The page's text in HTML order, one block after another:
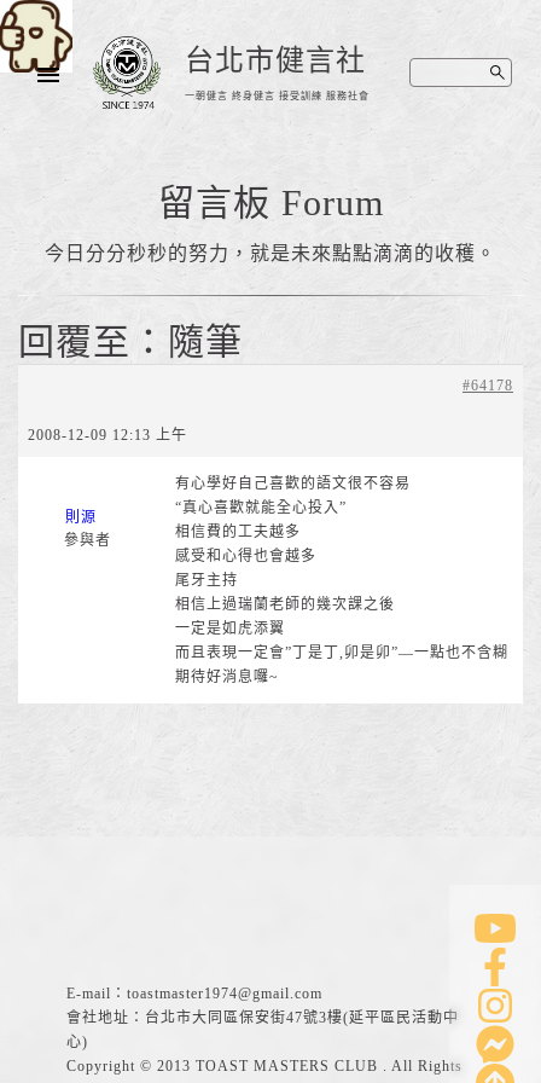
台北市健言社
一朝健言 終身健言 接受訓練 服務社會
留言板 Forum
今日分分秒秒的努力，就是未來點點滴滴的收穫。
回覆至：隨筆
2008-12-09 12:13 上午
#64178
則源
參與者
有心學好自己喜歡的語文很不容易
“真心喜歡就能全心投入”
相信費的工夫越多
感受和心得也會越多
尾牙主持
相信上過瑞蘭老師的幾次課之後
一定是如虎添翼
而且表現一定會”丁是丁,卯是卯”—一點也不含糊
期待好消息囉~
E-mail： toastmaster1974@gmail.com
會社地址：台北市大同區保安街47號3樓(延平區民活動中
心)
Copyright © 2013 TOAST MASTERS CLUB . All Rights